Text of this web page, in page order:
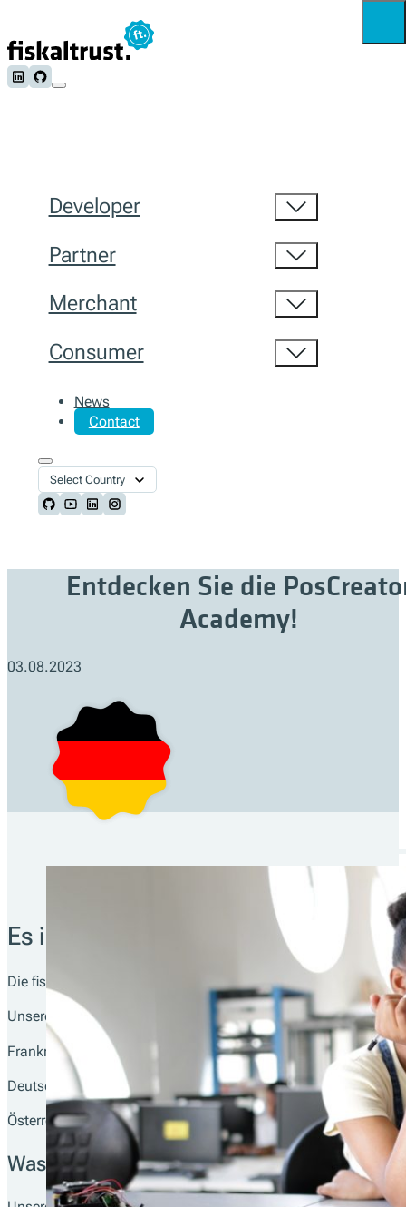
Follow us on LinkedIn
Follow us on Github
Developer
Partner
Merchant
Consumer
News
Contact
Select Country
Follow us on Github
Follow us on Youtube
Follow us on LinkedIn
Follow us on Instagram
Entdecken Sie die
Academy!
03.08.2023
Es ist wieder soweit:
Die fiskaltrust Academy geht in eine neue Runde und bietet
Unsere nächsten Termine:
Frankreich: 15.01.2025
Deutschland: 20.02.2025
Österreich: 26.03.2025
Was die fiskaltrust Academy bedeutet